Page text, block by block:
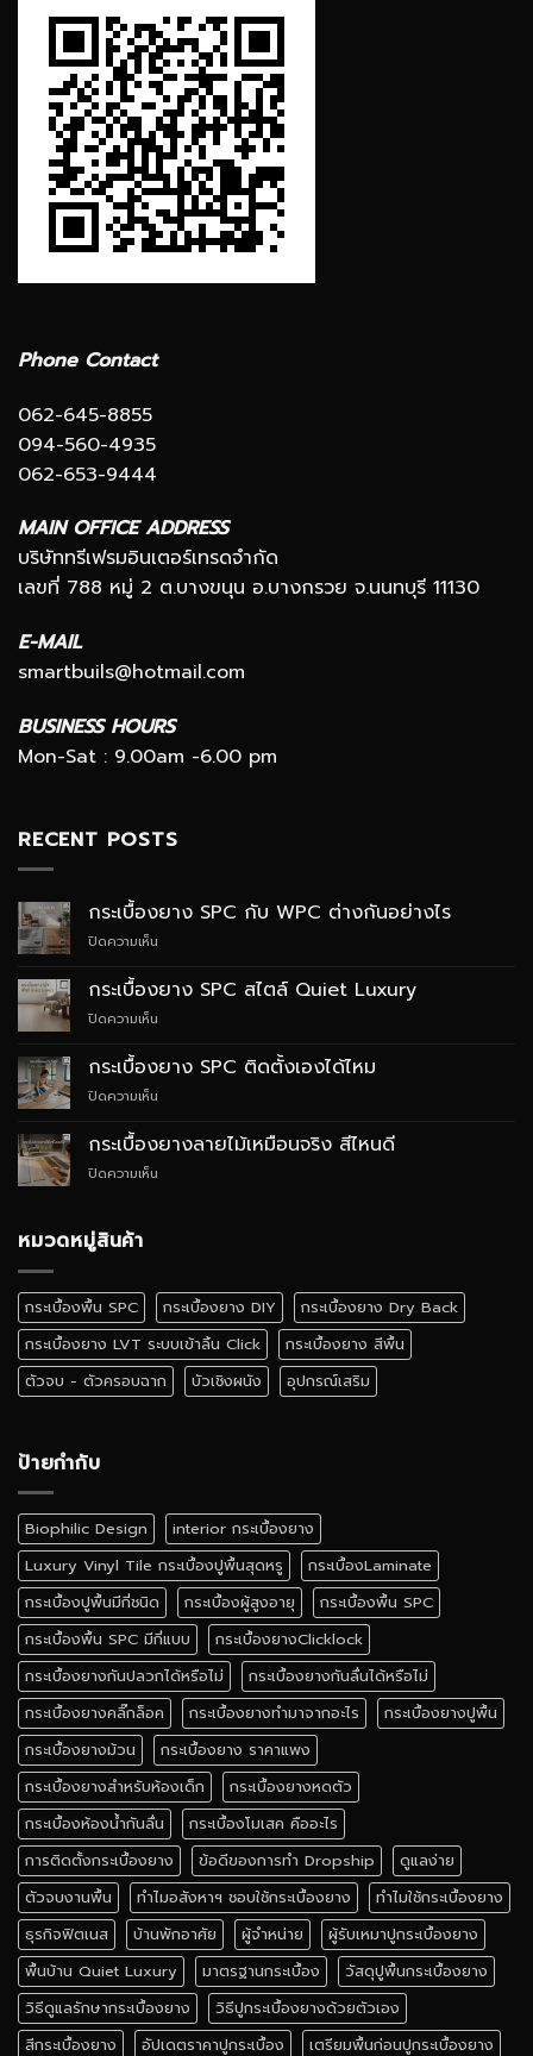
Phone Contact
062-645-8855
094-560-4935
062-653-9444
MAIN OFFICE ADDRESS
บริษัททรีเฟรมอินเตอร์เทรดจำกัด
เลขที่ 788 หมู่ 2 ต.บางขนุน อ.บางกรวย จ.นนทบุรี 11130
E-MAIL
smartbuils@hotmail.com
BUSINESS HOURS
Mon-Sat : 9.00am -6.00 pm
RECENT POSTS
กระเบื้องยาง SPC กับ WPC ต่างกันอย่างไร
ปิดความเห็น
ยาง
SPC
ต่าง
กระเบื้องยาง SPC สไตล์ Quiet Luxury
ปิดความเห็น
ยาง
SPC
Luxury
กระเบื้องยาง SPC ติดตั้งเองได้ไหม
ปิดความเห็น
ยาง
SPC
กระเบื้องยางลายไม้เหมือนจริง สีไหนดี
ปิดความเห็น
สี
ไหน
ดี
หมวดหมู่สินค้า
กระเบื้องพื้น SPC กระเบื้องยาง DIY
กระเบื้องยาง Dry Back
กระเบื้องยาง LVT ระบบเข้าลิ้น Click
กระเบื้องยาง สีพื้น
ตัวจบ - ตัวครอบฉาก
บัวเชิงผนัง อุปกรณ์เสริม
ป้ายกำกับ
Biophilic Design
interior กระเบื้องยาง
Luxury Vinyl Tile กระเบื้องปูพื้นสุดหรู
กระเบื้องLaminate
กระเบื้องปูพื้นมีกี่ชนิด
กระเบื้องผู้สูงอายุ
กระเบื้องพื้น SPC
กระเบื้องพื้น SPC มีกี่แบบ
กระเบื้องยางClicklock
กระเบื้องยางกันปลวกได้หรือไม่
กระเบื้องยางกันลื่นได้หรือไม่
กระเบื้องยางคลิ๊กล็อค
กระเบื้องยางทำมาจากอะไร
กระเบื้องยางปูพื้น
กระเบื้องยางม้วน
กระเบื้องยาง ราคาแพง
กระเบื้องยางสําหรับห้องเด็ก
กระเบื้องยางหดตัว
กระเบื้องห้องน้ำกันลื่น
กระเบื้องโมเสค คืออะไร
การติดตั้งกระเบื้องยาง
ข้อดีของการทำ Dropship
ดูแลง่าย
ตัวจบงานพื้น
ทำไมอสังหาฯ ชอบใช้กระเบื้องยาง
ทำไมใช้กระเบื้องยาง
ธุรกิจฟิตเนส
บ้านพักอาศัย ผู้จำหน่าย
ผู้รับเหมาปูกระเบื้องยาง
พื้นบ้าน Quiet Luxury
มาตรฐานกระเบื้อง
วัสดุปูพื้นกระเบื้องยาง
วิธีดูแลรักษากระเบื้องยาง
วิธีปูกระเบื้องยางด้วยตัวเอง
สีกระเบื้องยาง
อัปเดตราคาปูกระเบื้อง เตรียมพื้นก่อนปูกระเบื้องยาง